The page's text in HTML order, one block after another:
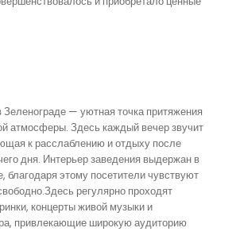
Зеленограде — уютная точка притяжения
атмосферы. Здесь каждый вечер звучит
к расслаблению и отдыху после
дня. Интерьер заведения выдержан в
благодаря этому посетители чувствуют
регулярно проходят
концерты живой музыки и
привлекающие широкую аудиторию